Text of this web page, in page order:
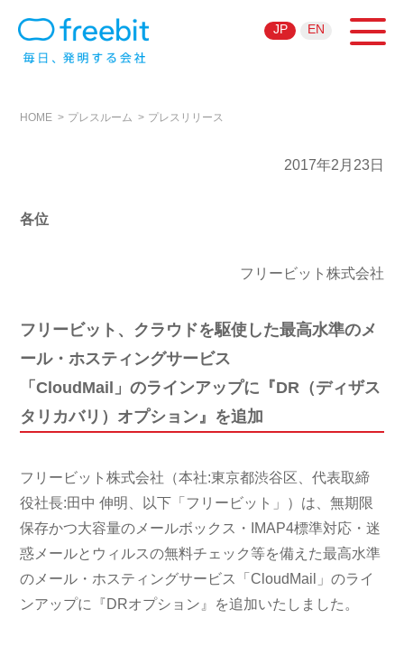
JP EN
HOME プレスルーム プレスリリース
2017年2月23日
各位
フリービット株式会社
フリービット、クラウドを駆使した最高水準のメ
ール・ホスティングサービス
「CloudMail」のラインアップに『DR（ディザス
タリカバリ）オプション』を追加
フリービット株式会社（本社:東京都渋谷区、代表取締
役社長:田中 伸明、以下「フリービット」）は、無期限
保存かつ大容量のメールボックス・IMAP4標準対応・迷
惑メールとウィルスの無料チェック等を備えた最高水準
のメール・ホスティングサービス「CloudMail」のライ
ンアップに『DRオプション』を追加いたしました。